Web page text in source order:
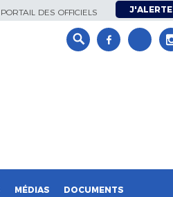
PORTAIL DES OFFICIELS J'ALERTE
MÉDIAS DOCUMENTS